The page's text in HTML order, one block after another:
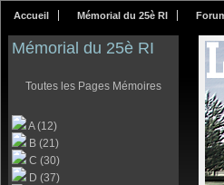
Accueil Mémorial du 25è RI
Mémorial du 25è RI
Toutes les Pages Mémoires
A (12)
B (21)
C (30)
D (37)